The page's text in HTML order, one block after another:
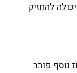
להחזיק
נוסף פותר